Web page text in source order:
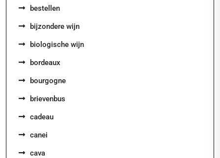
bestellen
bijzondere wijn
biologische wijn
bordeaux
bourgogne
brievenbus
cadeau
canei
cava